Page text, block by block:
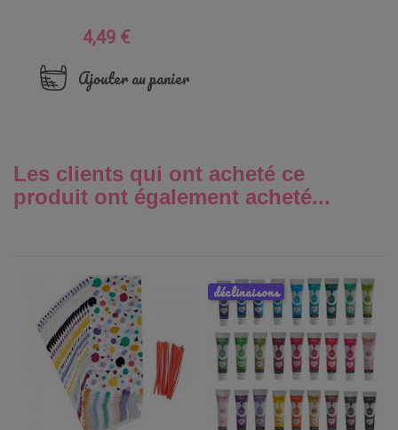
Prix
4,49 €
Ajouter au panier
Les clients qui ont acheté ce
produit ont également acheté...
déclinaisons